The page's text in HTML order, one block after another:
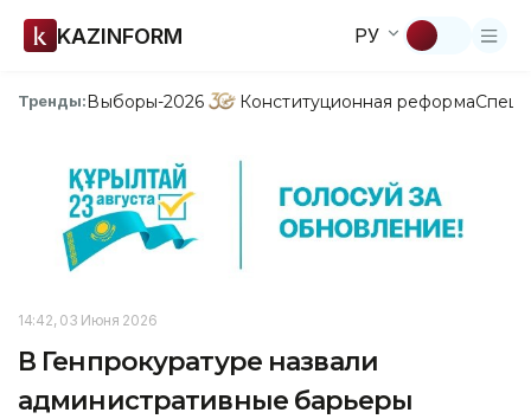
KAZINFORM РУ
Тренды:Выборы-2026 Конституционная реформа
14:42, 03 Июня 2026
В Генпрокуратуре назвали
административные барьеры